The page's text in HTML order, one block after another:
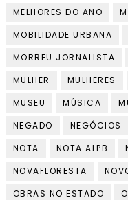
MELHORES DO ANO
MOBILIDADE URBANA
MORREU JORNALISTA
MULHER
MULHERES
MUSEU
MÚSICA
NEGADO
NEGÓCIOS
NOTA
NOTA ALPB
NOVAFLORESTA
OBRAS NO ESTADO